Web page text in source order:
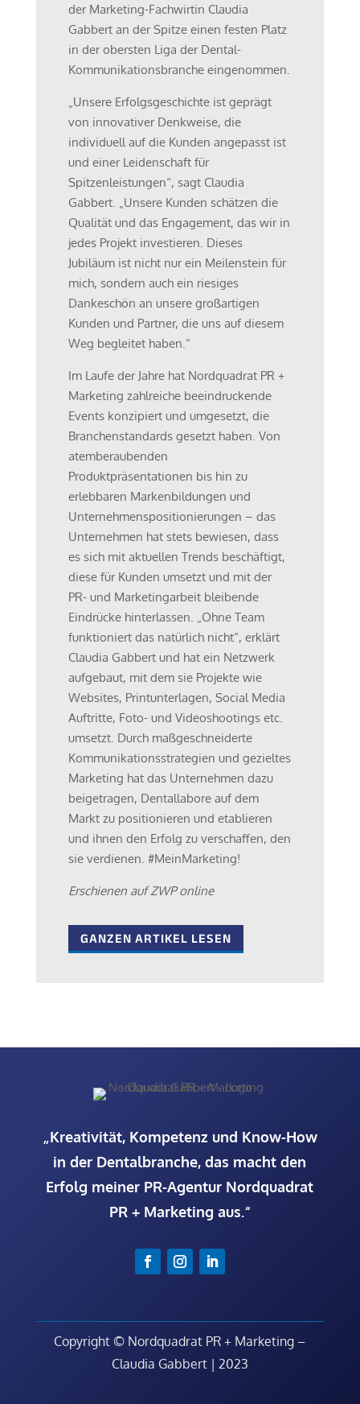
der Marketing-Fachwirtin Claudia
Gabbert an der Spitze einen festen Platz
in der obersten Liga der Dental-
Kommunikationsbranche eingenommen.
„Unsere Erfolgsgeschichte ist geprägt
von innovativer Denkweise, die
individuell auf die Kunden angepasst ist
und einer Leidenschaft für
Spitzenleistungen“, sagt Claudia
Gabbert. „Unsere Kunden schätzen die
Qualität und das Engagement, das wir in
jedes Projekt investieren. Dieses
Jubiläum ist nicht nur ein Meilenstein für
mich, sondern auch ein riesiges
Dankeschön an unsere großartigen
Kunden und Partner, die uns auf diesem
Weg begleitet haben.“
Im Laufe der Jahre hat Nordquadrat PR +
Marketing zahlreiche beeindruckende
Events konzipiert und umgesetzt, die
Branchenstandards gesetzt haben. Von
atemberaubenden
Produktpräsentationen bis hin zu
erlebbaren Markenbildungen und
Unternehmenspositionierungen – das
Unternehmen hat stets bewiesen, dass
es sich mit aktuellen Trends beschäftigt,
diese für Kunden umsetzt und mit der
PR- und Marketingarbeit bleibende
Eindrücke hinterlassen. „Ohne Team
funktioniert das natürlich nicht“, erklärt
Claudia Gabbert und hat ein Netzwerk
aufgebaut, mit dem sie Projekte wie
Websites, Printunterlagen, Social Media
Auftritte, Foto- und Videoshootings etc.
umsetzt. Durch maßgeschneiderte
Kommunikationsstrategien und gezieltes
Marketing hat das Unternehmen dazu
beigetragen, Dentallabore auf dem
Markt zu positionieren und etablieren
und ihnen den Erfolg zu verschaffen, den
sie verdienen. #MeinMarketing!
Erschienen auf ZWP online
GANZEN ARTIKEL LESEN
„Kreativität, Kompetenz und Know-How
in der Dentalbranche, das macht den
Erfolg meiner PR-Agentur Nordquadrat
PR + Marketing aus.“
Copyright © Nordquadrat PR + Marketing –
Claudia Gabbert | 2023